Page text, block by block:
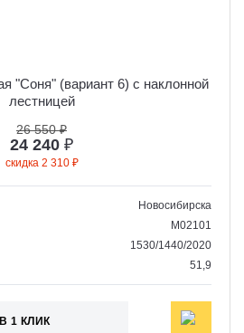
"Соня" (вариант 6) с наклонной
лестницей
26 550 ₽
24 240 ₽
скидка 2 310 ₽
Новосибирска
M02101
1530/1440/2020
51,9
1 КЛИК